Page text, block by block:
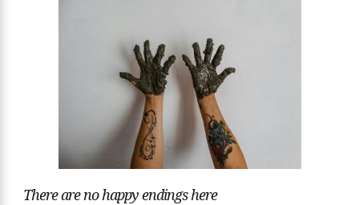
There are no happy endings here